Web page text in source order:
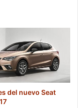
del nuevo Seat